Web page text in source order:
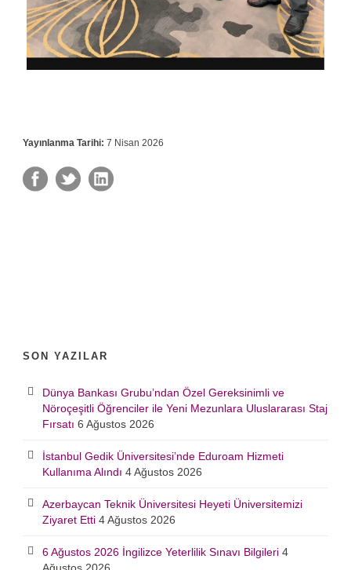
Yayınlanma Tarihi: 7 Nisan 2026
SON YAZILAR
Dünya Bankası Grubu’ndan Özel Gereksinimli ve
Nöroçeşitli Öğrenciler ile Yeni Mezunlara Uluslararası Staj
Fırsatı 6 Ağustos 2026
İstanbul Gedik Üniversitesi’nde Eduroam Hizmeti
Kullanıma Alındı 4 Ağustos 2026
Azerbaycan Teknik Üniversitesi Heyeti Üniversitemizi
Ziyaret Etti 4 Ağustos 2026
6 Ağustos 2026 İngilizce Yeterlilik Sınavı Bilgileri 4